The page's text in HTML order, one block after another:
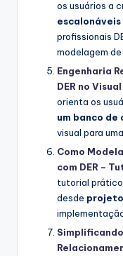
os usuários a
profissionais
modelagem de
Engenharia
DER no
orienta os
um banco
visual para
Como
com DER –
tutorial prático
desde